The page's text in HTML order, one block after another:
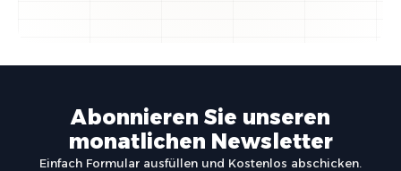
Abonnieren Sie unseren
monatlichen Newsletter
Einfach Formular ausfüllen und Kostenlos abschicken.